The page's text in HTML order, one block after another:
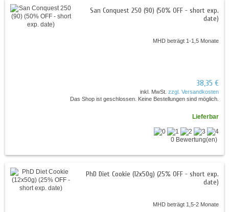
San Conquest 250 (90) (50% OFF - short exp.
date)
MHD beträgt 1-1,5 Monate
38,35 €
inkl. MwSt. zzgl. Versandkosten
Das Shop ist geschlossen. Keine Bestellungen sind möglich.
Lieferbar
0 Bewertung(en)
PhD Diet Cookie (12x50g) (25% OFF - short exp.
date)
MHD beträgt 1,5-2 Monate